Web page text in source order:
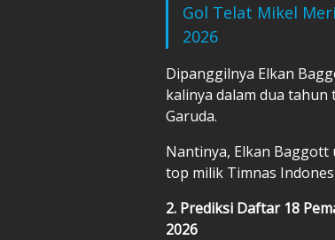
Gol Telat Mikel
2026
Dipanggilnya Elkan
kalinya dalam dua
Garuda.
Nantinya, Elkan
top milik Timnas
2. Prediksi Daftar 18
2026